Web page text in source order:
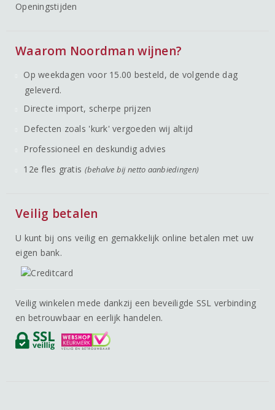
Openingstijden
Waarom Noordman wijnen?
Op weekdagen voor 15.00 besteld, de volgende dag
geleverd.
Directe import, scherpe prijzen
Defecten zoals 'kurk' vergoeden wij altijd
Professioneel en deskundig advies
12e fles gratis (behalve bij netto aanbiedingen)
Veilig betalen
U kunt bij ons veilig en gemakkelijk online betalen met uw
eigen bank.
Veilig winkelen mede dankzij een beveiligde SSL verbinding
en betrouwbaar en eerlijk handelen.